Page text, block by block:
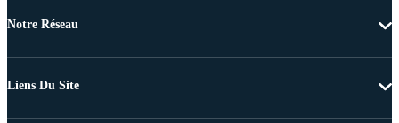
Notre Réseau
Liens Du Site